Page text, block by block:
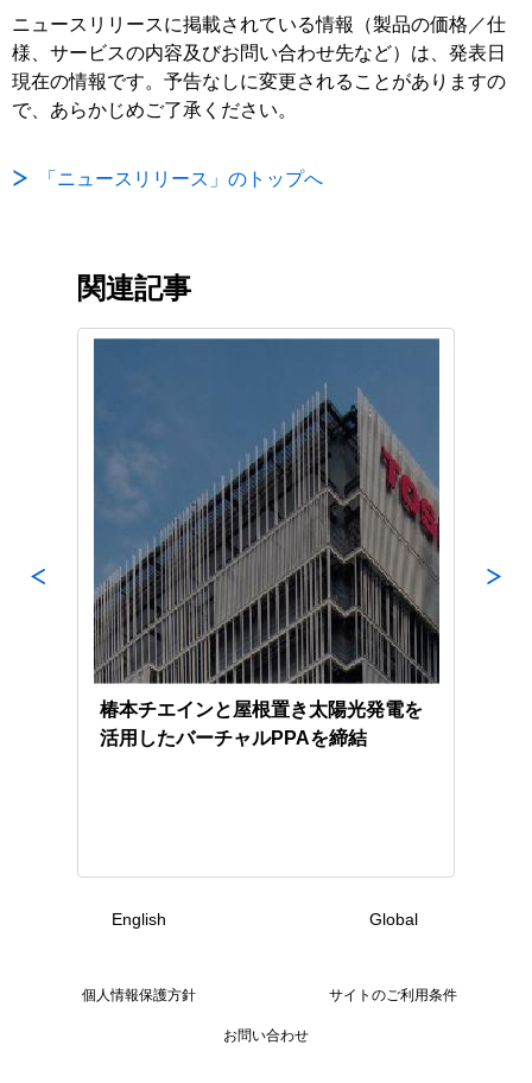
ニュースリリースに掲載されている情報（製品の価格／仕
様、サービスの内容及びお問い合わせ先など）は、発表日
現在の情報です。予告なしに変更されることがありますの
で、あらかじめご了承ください。
「ニュースリリース」のトップへ
関連記事
椿本チエインと屋根置き太陽光発電を
活用したバーチャルPPAを締結
English Global
個人情報保護方針 サイトのご利用条件
お問い合わせ